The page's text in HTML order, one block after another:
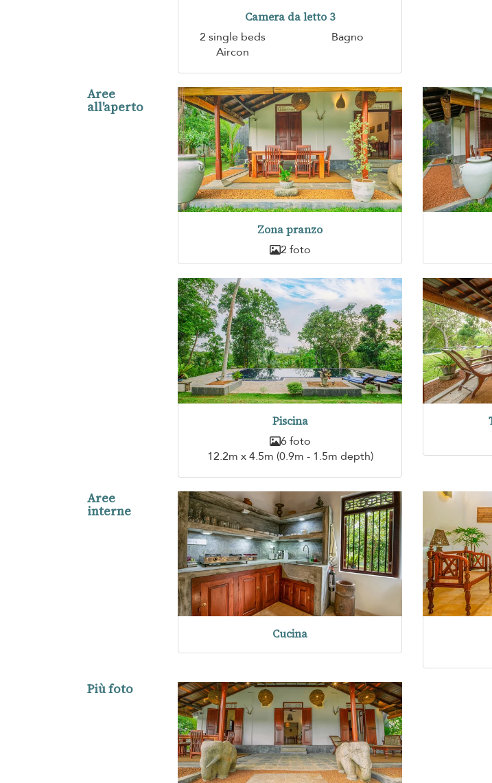
Camera da letto 3
2 single beds
Bagno
Aircon
Aree
all'aperto
Zona pranzo
2 foto
Piscina
6 foto
12.2m x 4.5m (0.9m - 1.5m depth)
Aree
interne
Cucina
Più foto